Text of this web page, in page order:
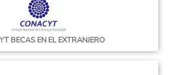
BECAS EN EL EXTRANJERO